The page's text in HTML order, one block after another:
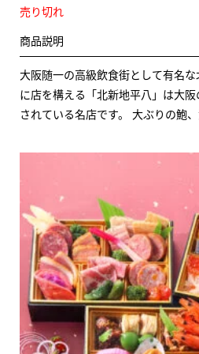
売り切れ
商品説明
大阪随一の高級飲食街として有名
に店を構える「北新地平八」は大
されている名店です。 大ぶりの鮑